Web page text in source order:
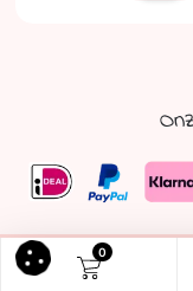
0